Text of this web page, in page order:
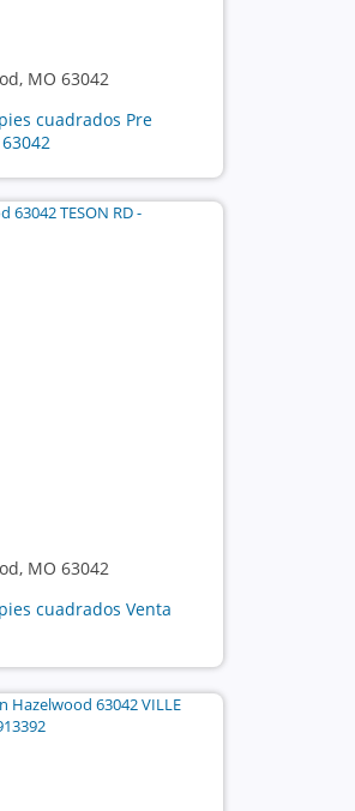
MO 63042
cuadrados Pre
MO 63042
cuadrados Venta